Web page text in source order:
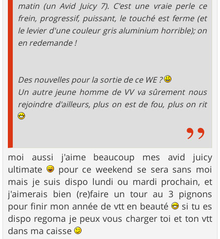
matin (un Avid Juicy 7). C'est une vraie perle ce
frein, progressif, puissant, le touché est ferme (et
le levier d'une couleur gris aluminium horrible); on
en redemande !
Des nouvelles pour la sortie de ce WE ?
Un autre jeune homme de VV va sûrement nous
rejoindre d'ailleurs, plus on est de fou, plus on rit
moi aussi j'aime beaucoup mes avid juicy
ultimate
pour ce weekend se sera sans moi
mais je suis dispo lundi ou mardi prochain, et
j'aimerais bien (re)faire un tour au 3 pignons
pour finir mon année de vtt en beauté
si tu es
dispo regoma je peux vous charger toi et ton vtt
dans ma caisse